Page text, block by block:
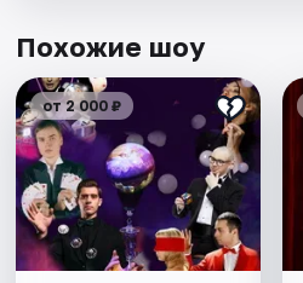
Похожие шоу
от 2 000 ₽